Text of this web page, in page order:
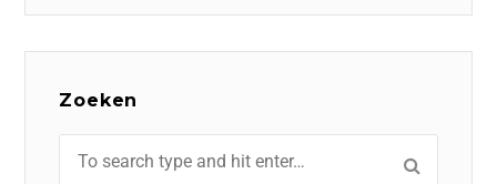
Zoeken